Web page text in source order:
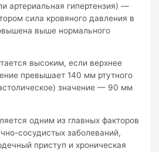
артериальная гипертензия) —
сила кровяного давления в
выше нормального
высоким, если верхнее
превышает 140 мм ртутного
значение — 90 мм
одним из главных факторов
сосудистых заболеваний,
приступ и хроническая